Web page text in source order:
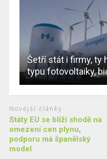
Šetří stát i firmy, ty
typu fotovoltaiky,
Novější články
Státy EU se blíží shodě na
omezení cen plynu,
podporu má španělský
model